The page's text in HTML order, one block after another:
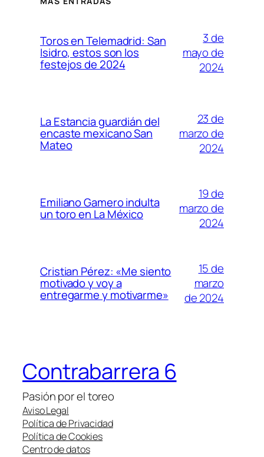
Toros en Telemadrid: San
Isidro, estos son los
festejos de 2024
3 de
mayo de
2024
La Estancia guardián del
encaste mexicano San
Mateo
23 de
marzo de
2024
Emiliano Gamero indulta
un toro en La México
19 de
marzo de
2024
Cristian Pérez: «Me siento
motivado y voy a
entregarme y motivarme»
15 de
marzo
de 2024
Contrabarrera 6
Pasión por el toreo
Aviso Legal
Política de Privacidad
Política de Cookies
Centro de datos